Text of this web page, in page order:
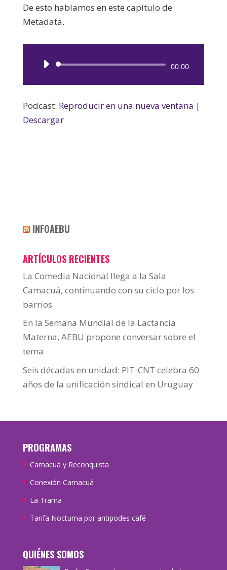
De esto hablamos en este capítulo de
Metadata.
Reproductor
00:00
Podcast: Reproducir en una nueva ventana |
Descargar
INFOAEBU
ARTÍCULOS RECIENTES
La Comedia Nacional llega a la Sala
Camacuá, continuando con su ciclo por los
barrios
En la Semana Mundial de la Lactancia
Materna, AEBU propone conversar sobre el
tema
Seis décadas en unidad: PIT-CNT celebra 60
años de la unificación sindical en Uruguay
PROGRAMAS
Camacuá y Reconquista
Conexión Camacuá
La Trama
Tarifa Nocturna por antipodes café
QUIÉNES SOMOS